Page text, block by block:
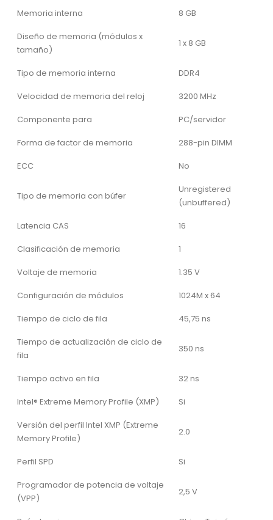
Memoria interna
8 GB
Diseño de memoria (módulos x
tamaño)
1 x 8 GB
Tipo de memoria interna
DDR4
Velocidad de memoria del reloj
3200 MHz
Componente para
PC/servidor
Forma de factor de memoria
288-pin DIMM
ECC
No
Tipo de memoria con búfer
Unregistered
(unbuffered)
Latencia CAS
16
Clasificación de memoria
1
Voltaje de memoria
1.35 V
Configuración de módulos
1024M x 64
Tiempo de ciclo de fila
45,75 ns
Tiempo de actualización de ciclo de
fila
350 ns
Tiempo activo en fila
32 ns
Intel® Extreme Memory Profile (XMP)
Si
Versión del perfil Intel XMP (Extreme
Memory Profile)
2.0
Perfil SPD
Si
Programador de potencia de voltaje
(VPP)
2,5 V